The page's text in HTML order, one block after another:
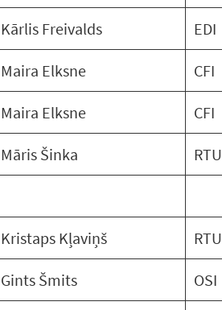
Kārlis Freivalds EDI
Maira Elksne CFI
Maira Elksne CFI
Māris Šinka RTU
Kristaps Kļaviņš RTU
Gints Šmits OSI